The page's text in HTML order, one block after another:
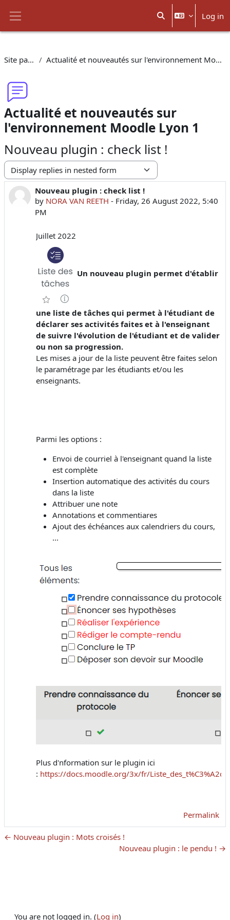
Toggle search input
Log in
Site pages Actualité et nouveautés sur l'environnement Moodle Lyon 1
Actualité et nouveautés sur
l'environnement Moodle Lyon 1
Nouveau plugin : check list !
Display mode
Nouveau plugin : check list !
by NORA VAN REETH - Friday, 26 August 2022, 5:40
PM
Number of replies: 0
Juillet 2022
Un nouveau plugin permet d'établir
une liste de tâches qui permet à l'étudiant de
déclarer ses activités faites et à l'enseignant
de suivre l'évolution de l'étudiant et de valider
ou non sa progression.
Les mises a jour de la liste peuvent être faites selon
le paramétrage par les étudiants et/ou les
enseignants.
Parmi les options :
Envoi de courriel à l'enseignant quand la liste
est complète
Insertion automatique des activités du cours
dans la liste
Attribuer une note
Annotations et commentiares
Ajout des échéances aux calendriers du cours,
...
Plus d'nformation sur le plugin ici
: https://docs.moodle.org/3x/fr/
Permalink
← Nouveau plugin : Mots croisés !
Nouveau plugin : le pendu ! →
You are not logged in. (Log in)